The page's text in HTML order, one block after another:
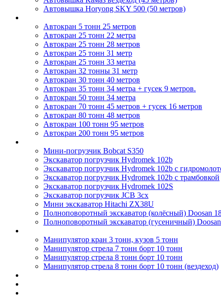
Автовышка Horyong SKY 500 (50 метров)
Автокран 5 тонн 25 метров
Автокран 25 тонн 22 метра
Автокран 25 тонн 28 метров
Автокран 25 тонн 31 метр
Автокран 25 тонн 33 метра
Автокран 32 тонны 31 метр
Автокран 30 тонн 40 метров
Автокран 35 тонн 34 метра + гусек 9 метров.
Автокран 50 тонн 34 метра
Автокран 70 тонн 45 метров + гусек 16 метров
Автокран 80 тонн 48 метров
Автокран 100 тонн 95 метров
Автокран 200 тонн 95 метров
Мини-погрузчик Bobcat S350
Экскаватор погрузчик Hydromek 102b
Экскаватор погрузчик Hydromek 102b с
Экскаватор погрузчик Hydromek 102b с трамбовкой
Экскаватор погрузчик Hydromek 102S
Экскаватор погрузчик JCB 3cx
Мини экскаватор Hitachi ZX38U
Полноповоротный экскаватор (колёсный) Doosan
Полноповоротный экскаватор (гусеничный)
Манипулятор кран 3 тонн, кузов 5 тонн
Манипулятор стрела 7 тонн борт 10 тонн
Манипулятор стрела 8 тонн борт 10 тонн
Манипулятор стрела 8 тонн борт 10 тонн (вездеход)